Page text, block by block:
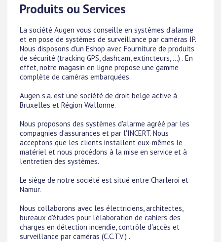
Produits ou Services
La société Augen vous conseille en systèmes d'alarme
et en pose de systèmes de surveillance par caméras IP.
Nous disposons d'un Eshop avec Fourniture de produits
de sécurité (tracking GPS, dashcam, extincteurs, ...) . En
effet, notre magasin en ligne propose une gamme
complète de caméras embarquées.
Augen s.a. est une société de droit belge active à
Bruxelles et Région Wallonne.
Nous proposons des systèmes d'alarme agréé par les
compagnies d'assurances et par l'INCERT. Nous
acceptons que les clients installent eux-mêmes le
matériel et nous procédons à la mise en service et à
l'entretien des systèmes.
Le siège de notre société est situé entre Charleroi et
Namur.
Nous collaborons avec les électriciens, architectes,
bureaux d'études pour l'élaboration de cahiers des
charges en détection incendie, contrôle d'accès et
surveillance par caméras (C.C.T.V.) .